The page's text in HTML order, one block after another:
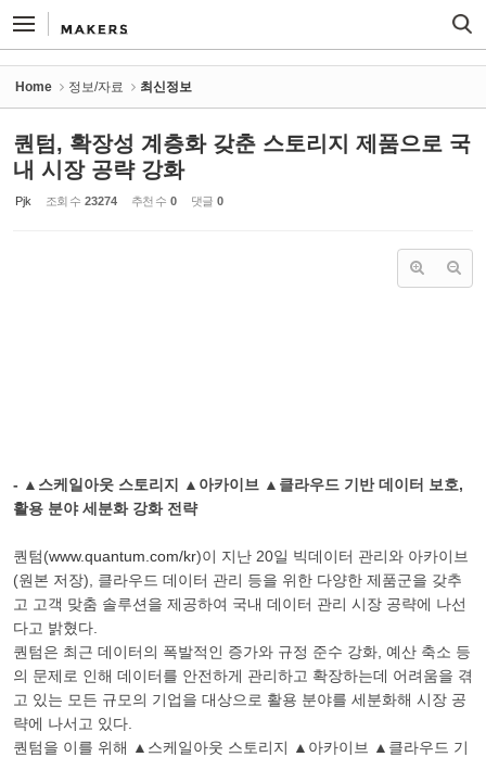
Home 정보/자료 최신정보
퀀텀, 확장성 계층화 갖춘 스토리지 제품으로 국
내 시장 공략 강화
Pjk 조회 수 23274 추천 수 0 댓글 0
- ▲스케일아웃 스토리지 ▲아카이브 ▲클라우드 기반 데이터 보호,
활용 분야 세분화 강화 전략
퀀텀(www.quantum.com/kr)이 지난 20일 빅데이터 관리와 아카이브
(원본 저장), 클라우드 데이터 관리 등을 위한 다양한 제품군을 갖추
고 고객 맞춤 솔루션을 제공하여 국내 데이터 관리 시장 공략에 나선
다고 밝혔다.
퀀텀은 최근 데이터의 폭발적인 증가와 규정 준수 강화, 예산 축소 등
의 문제로 인해 데이터를 안전하게 관리하고 확장하는데 어려움을 겪
고 있는 모든 규모의 기업을 대상으로 활용 분야를 세분화해 시장 공
략에 나서고 있다.
퀀텀을 이를 위해 ▲스케일아웃 스토리지 ▲아카이브 ▲클라우드 기